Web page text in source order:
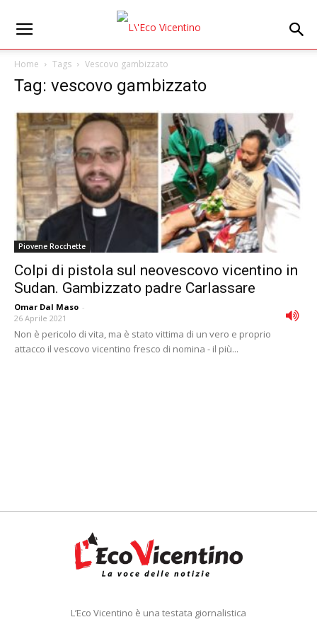
Home Tags Vescovo gambizzato
Tag: vescovo gambizzato
Piovene Rocchette
Colpi di pistola sul neovescovo vicentino in
Sudan. Gambizzato padre Carlassare
Omar Dal Maso -
26 Aprile 2021
Non è pericolo di vita, ma è stato vittima di un vero e proprio
attacco il vescovo vicentino fresco di nomina - il più...
L’Eco Vicentino è una testata giornalistica